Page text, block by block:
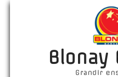
Blonay
Grandir